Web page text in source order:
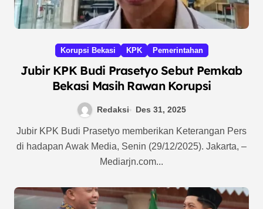
Korupsi Bekasi KPK Pemerintahan
Jubir KPK Budi Prasetyo Sebut Pemkab
Bekasi Masih Rawan Korupsi
Redaksi Des 31, 2025
Jubir KPK Budi Prasetyo memberikan Keterangan Pers
di hadapan Awak Media, Senin (29/12/2025). Jakarta, –
Mediarjn.com...